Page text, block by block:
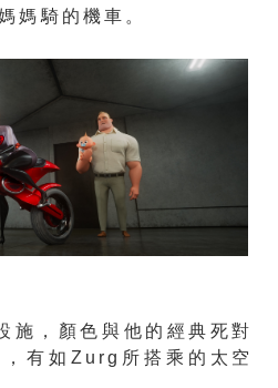
媽騎的機車。
施，顏色與他的經典死對
有如Zurg所搭乘的太空